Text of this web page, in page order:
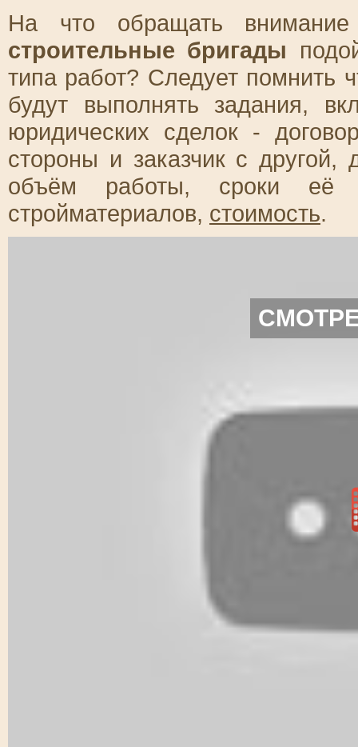
На что обращать
строительные бригады
типа работ? Следует помнить
будут выполнять задания,
юридических сделок -
стороны и заказчик с другой,
объём работы, сроки её
стройматериалов, стоимость.